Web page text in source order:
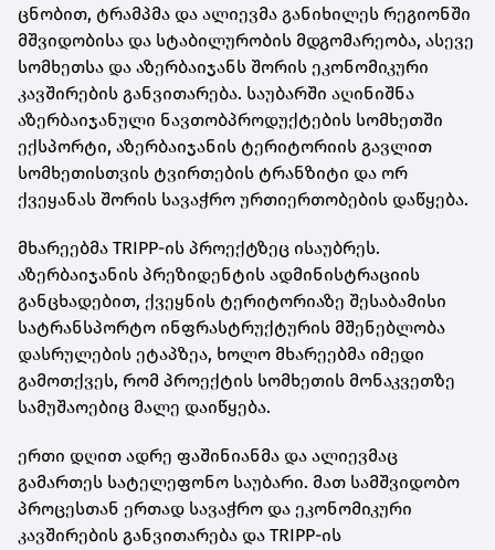
ცნობით, ტრამპმა და ალიევმა განიხილეს რეგიონში
მშვიდობისა და სტაბილურობის მდგომარეობა, ასევე
სომხეთსა და აზერბაიჯანს შორის ეკონომიკური
კავშირების განვითარება. საუბარში აღინიშნა
აზერბაიჯანული ნავთობპროდუქტების სომხეთში
ექსპორტი, აზერბაიჯანის ტერიტორიის გავლით
სომხეთისთვის ტვირთების ტრანზიტი და ორ
ქვეყანას შორის სავაჭრო ურთიერთობების დაწყება.
მხარეებმა TRIPP-ის პროექტზეც ისაუბრეს.
აზერბაიჯანის პრეზიდენტის ადმინისტრაციის
განცხადებით, ქვეყნის ტერიტორიაზე შესაბამისი
სატრანსპორტო ინფრასტრუქტურის მშენებლობა
დასრულების ეტაპზეა, ხოლო მხარეებმა იმედი
გამოთქვეს, რომ პროექტის სომხეთის მონაკვეთზე
სამუშაოებიც მალე დაიწყება.
ერთი დღით ადრე ფაშინიანმა და ალიევმაც
გამართეს სატელეფონო საუბარი. მათ სამშვიდობო
პროცესთან ერთად სავაჭრო და ეკონომიკური
კავშირების განვითარება და TRIPP-ის